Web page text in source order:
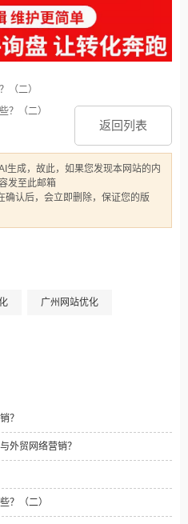
（二）
？（二）
返回列表
生成，故此，如果您发现本网站的内
发至此邮箱
确认后，会立即删除，保证您的版
广州网站优化
？
外贸网络营销？
？（二）